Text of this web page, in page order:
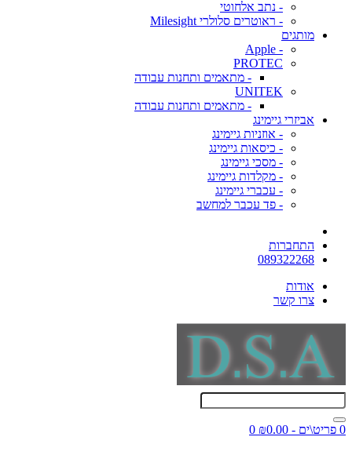
- נתב אלחוטי
- ראוטרים סלולרי Milesight
מותגים
- Apple
PROTEC
- מתאמים ותחנות עבודה
UNITEK
- מתאמים ותחנות עבודה
אביזרי גיימינג
- אוזניות גיימינג
- כיסאות גיימינג
- מסכי גיימינג
- מקלדות גיימינג
- עכברי גיימינג
- פד עכבר למחשב
התחברות
089322268
אודות
צרו קשר
0 פריט\ים - ₪0.00 0